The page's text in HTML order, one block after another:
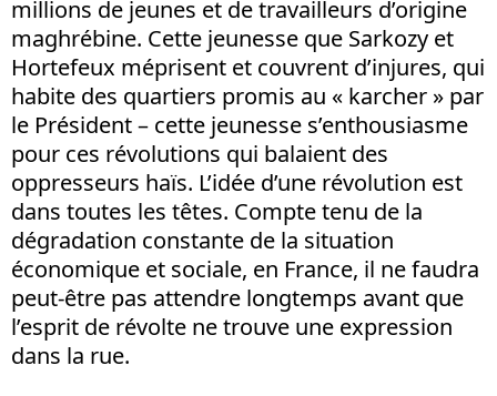
millions de jeunes et de travailleurs d’origine
maghrébine. Cette jeunesse que Sarkozy et
Hortefeux méprisent et couvrent d’injures, qui
habite des quartiers promis au « karcher » par
le Président – cette jeunesse s’enthousiasme
pour ces révolutions qui balaient des
oppresseurs haïs. L’idée d’une révolution est
dans toutes les têtes. Compte tenu de la
dégradation constante de la situation
économique et sociale, en France, il ne faudra
peut-être pas attendre longtemps avant que
l’esprit de révolte ne trouve une expression
dans la rue.